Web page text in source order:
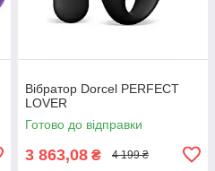
Вібратор Dorcel PERFECT
LOVER
Готово до відправки
3 863,08 ₴ 4 199 ₴